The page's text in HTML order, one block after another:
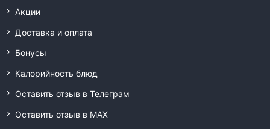
Акции
Доставка и оплата
Бонусы
Калорийность блюд
Оставить отзыв в Телеграм
Оставить отзыв в MAX